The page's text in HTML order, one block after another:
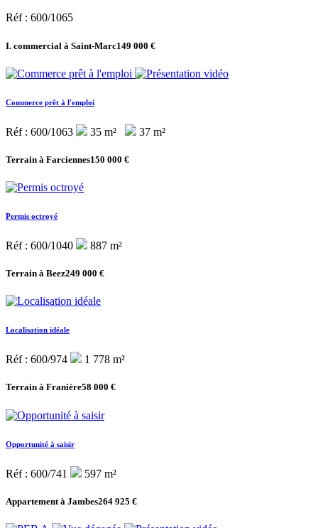
Réf : 600/1065
I. commercial à Saint-Marc149 000 €
Commerce prêt à l'emploi
Réf : 600/1063 35 m² 37 m²
Terrain à Farciennes150 000 €
Permis octroyé
Réf : 600/1040 887 m²
Terrain à Beez249 000 €
Localisation idéale
Réf : 600/974 1 778 m²
Terrain à Franière58 000 €
Opportunité à saisir
Réf : 600/741 597 m²
Appartement à Jambes264 925 €